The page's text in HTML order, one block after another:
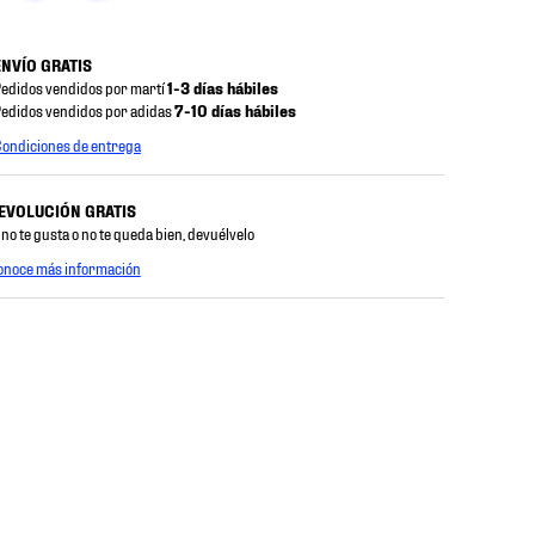
GRATIS
vendidos por martí1-3 días hábiles
vendidos por adidas7-10 días hábiles
de entrega
GRATIS
te gusta o no te queda bien, devuélvelo
más información